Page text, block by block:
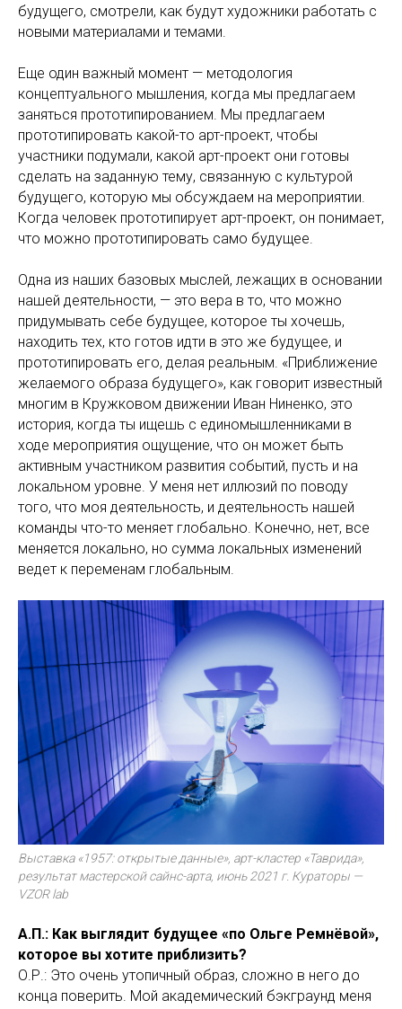
будущего, смотрели, как будут художники работать с
новыми материалами и темами.
Еще один важный момент — методология
концептуального мышления, когда мы предлагаем
заняться прототипированием. Мы предлагаем
прототипировать какой-то арт-проект, чтобы
участники подумали, какой арт-проект они готовы
сделать на заданную тему, связанную с культурой
будущего, которую мы обсуждаем на мероприятии.
Когда человек прототипирует арт-проект, он понимает,
что можно прототипировать само будущее.
Одна из наших базовых мыслей, лежащих в основании
нашей деятельности, — это вера в то, что можно
придумывать себе будущее, которое ты хочешь,
находить тех, кто готов идти в это же будущее, и
прототипировать его, делая реальным. «Приближение
желаемого образа будущего», как говорит известный
многим в Кружковом движении Иван Ниненко, это
история, когда ты ищешь с единомышленниками в
ходе мероприятия ощущение, что он может быть
активным участником развития событий, пусть и на
локальном уровне. У меня нет иллюзий по поводу
того, что моя деятельность, и деятельность нашей
команды что-то меняет глобально. Конечно, нет, все
меняется локально, но сумма локальных изменений
ведет к переменам глобальным.
Выставка «1957: открытые данные», арт-кластер «Таврида»,
результат мастерской сайнс-арта, июнь 2021 г. Кураторы —
VZOR lab
А.П.: Как выглядит будущее «по Ольге Ремнёвой»,
которое вы хотите приблизить?
О.Р.: Это очень утопичный образ, сложно в него до
конца поверить. Мой академический бэкграунд меня